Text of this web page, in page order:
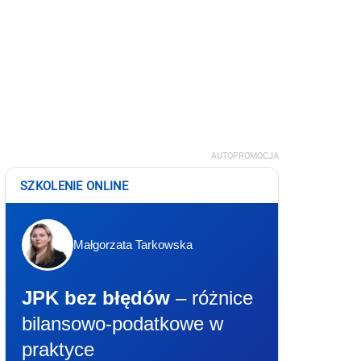
AUTOPROMOCJA
SZKOLENIE ONLINE
Małgorzata Tarkowska
JPK bez błędów – różnice
bilansowo-podatkowe w
praktyce